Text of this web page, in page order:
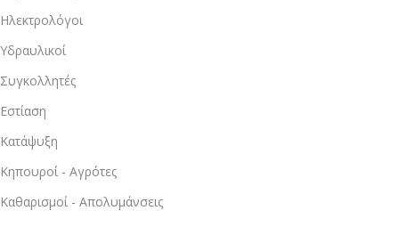
Ηλεκτρολόγοι
Υδραυλικοί
Συγκολλητές
Εστίαση
Κατάψυξη
Κηπουροί - Αγρότες
Καθαρισμοί - Απολυμάνσεις